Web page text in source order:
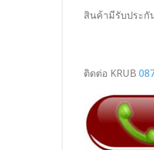
สินค้ามีรับประกั
ติดต่อ KRUB